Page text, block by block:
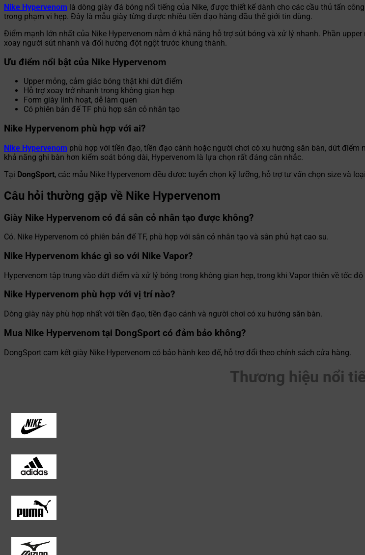
Nike Hypervenom là dòng giày đá bóng nổi tiếng của Nike, được thiết kế dành cho các cầu thủ tấn
trong phạm vi hẹp. Đây là mẫu giày từng được nhiều tiền đạo hàng đầu thế giới tin dùng.
Điểm mạnh lớn nhất của Nike Hypervenom nằm ở khả năng hỗ trợ sút bóng và xử lý nhanh. Phần
xoay người sút nhanh và đổi hướng đột ngột trước khung thành.
Ưu điểm nổi bật của Nike Hypervenom
Upper mỏng, cảm giác bóng thật khi dứt điểm
Hỗ trợ xoay trở nhanh trong không gian hẹp
Form giày linh hoạt, dễ làm quen
Có phiên bản đế TF phù hợp sân cỏ nhân tạo
Nike Hypervenom phù hợp với ai?
Nike Hypervenom phù hợp với tiền đạo, tiền đạo cánh hoặc người chơi có xu hướng săn bàn, dứt
khả năng ghi bàn hơn kiểm soát bóng dài, Hypervenom là lựa chọn rất đáng cân nhắc.
Tại DongSport, các mẫu Nike Hypervenom đều được tuyển chọn kỹ lưỡng, hỗ trợ tư vấn chọn size và
Câu hỏi thường gặp về Nike Hypervenom
Giày Nike Hypervenom có đá sân cỏ nhân tạo được không?
Có. Nike Hypervenom có phiên bản đế TF, phù hợp với sân cỏ nhân tạo và sân phủ hạt cao su.
Nike Hypervenom khác gì so với Nike Vapor?
Hypervenom tập trung vào dứt điểm và xử lý bóng trong không gian hẹp, trong khi Vapor thiên về tốc
Nike Hypervenom phù hợp với vị trí nào?
Dòng giày này phù hợp nhất với tiền đạo, tiền đạo cánh và người chơi có xu hướng săn bàn.
Mua Nike Hypervenom tại DongSport có đảm bảo không?
DongSport cam kết giày Nike Hypervenom có bảo hành keo đế, hỗ trợ đổi theo chính sách cửa hàng.
Thương hiệu nổi